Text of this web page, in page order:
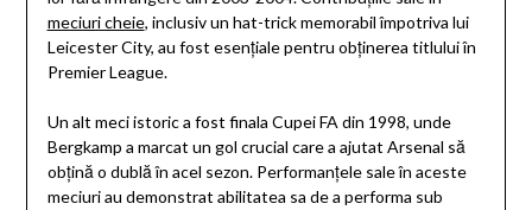
meciuri cheie, inclusiv un hat-trick memorabil împotriva lui
Leicester City, au fost esențiale pentru obținerea titlului în
Premier League.
Un alt meci istoric a fost finala Cupei FA din 1998, unde
Bergkamp a marcat un gol crucial care a ajutat Arsenal să
obțină o dublă în acel sezon. Performanțele sale în aceste
meciuri au demonstrat abilitatea sa de a performa sub